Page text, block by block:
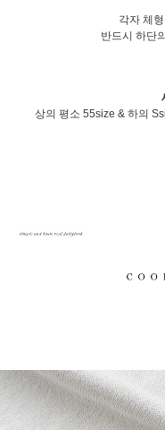
각자 체
반드시 하단
상의 평소 55size & 하의